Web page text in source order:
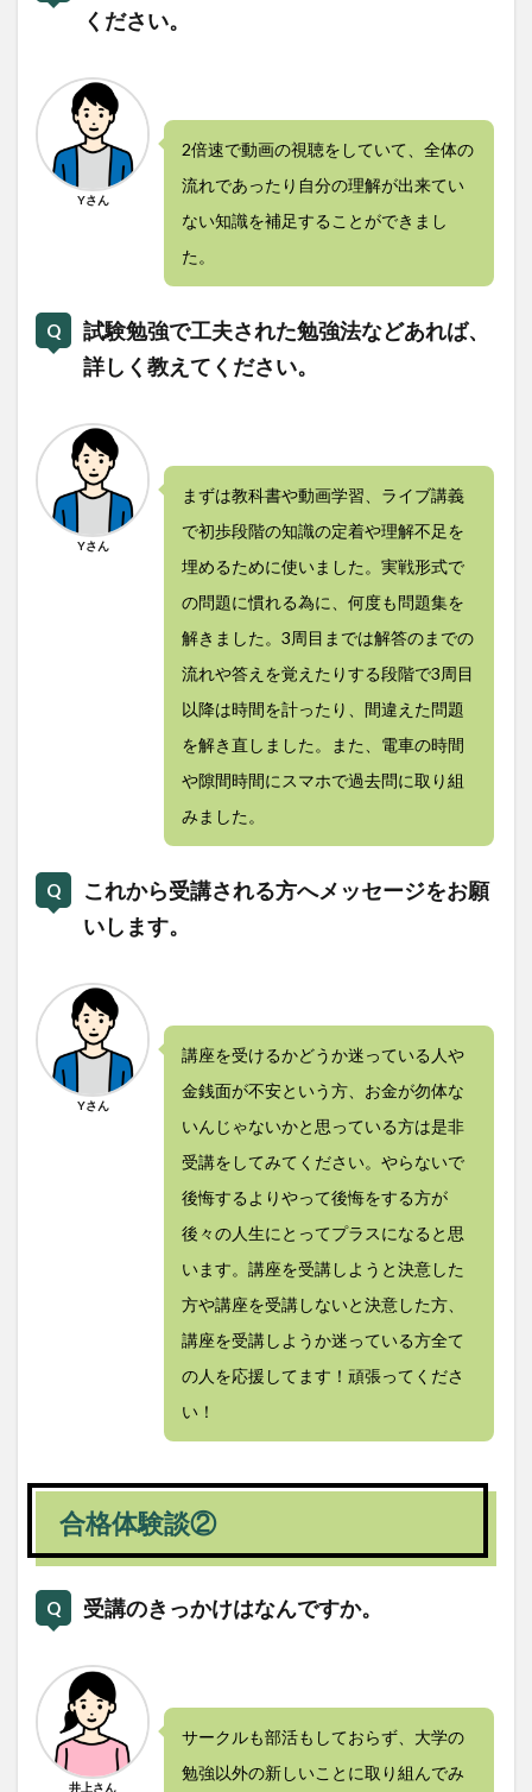
ください。
Yさん
2倍速で動画の視聴をしていて、全体の
流れであったり自分の理解が出来てい
ない知識を補足することができまし
た。
試験勉強で工夫された勉強法などあれば、
詳しく教えてください。
Yさん
まずは教科書や動画学習、ライブ講義
で初歩段階の知識の定着や理解不足を
埋めるために使いました。実戦形式で
の問題に慣れる為に、何度も問題集を
解きました。3周目までは解答のまでの
流れや答えを覚えたりする段階で3周目
以降は時間を計ったり、間違えた問題
を解き直しました。また、電車の時間
や隙間時間にスマホで過去問に取り組
みました。
これから受講される方へメッセージをお願
いします。
Yさん
講座を受けるかどうか迷っている人や
金銭面が不安という方、お金が勿体な
いんじゃないかと思っている方は是非
受講をしてみてください。やらないで
後悔するよりやって後悔をする方が
後々の人生にとってプラスになると思
います。講座を受講しようと決意した
方や講座を受講しないと決意した方、
講座を受講しようか迷っている方全て
の人を応援してます！頑張ってくださ
い！
合格体験談②
受講のきっかけはなんですか。
井上さん
サークルも部活もしておらず、大学の
勉強以外の新しいことに取り組んでみ